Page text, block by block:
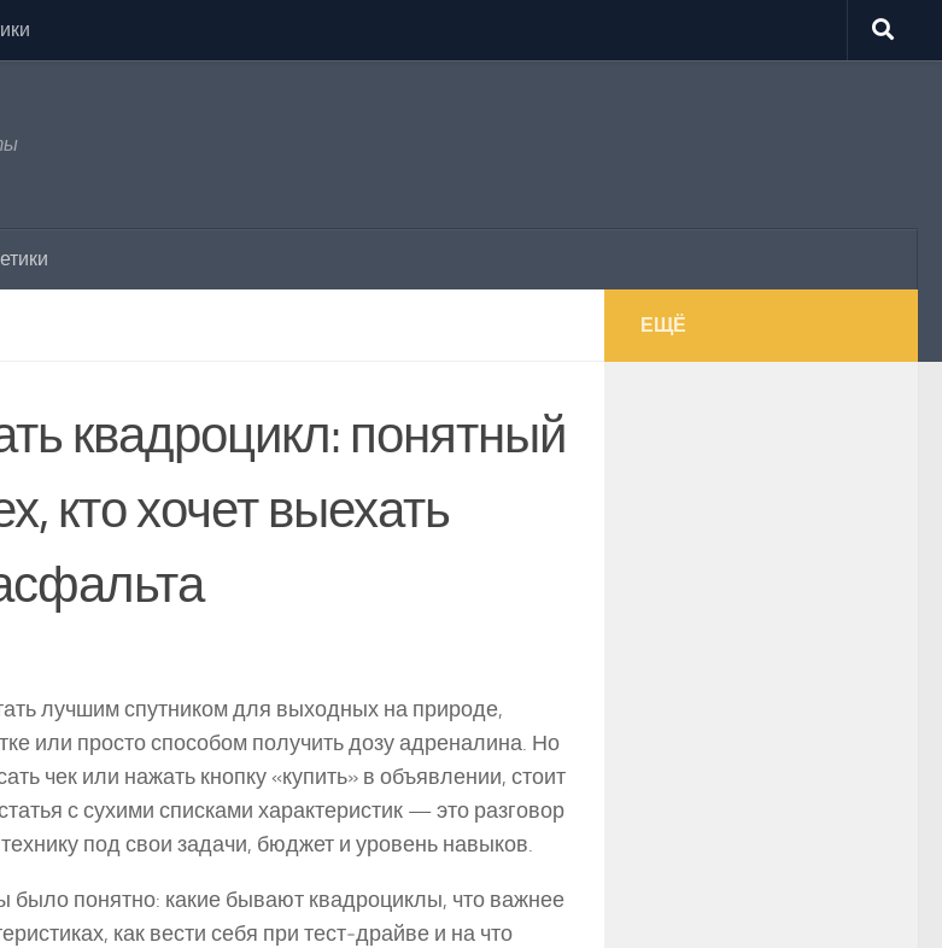
квадроцикл: понятный
кто хочет выехать
лучшим спутником для выходных на природе,
или просто способом получить дозу адреналина. Но
чек или нажать кнопку «купить» в объявлении, стоит
с сухими списками характеристик — это разговор
под свои задачи, бюджет и уровень навыков.
было понятно: какие бывают квадроциклы, что важнее
как вести себя при тест‑драйве и на что
ЕЩЁ